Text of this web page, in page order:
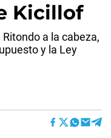
Kicillof
a la cabeza,
y la Ley